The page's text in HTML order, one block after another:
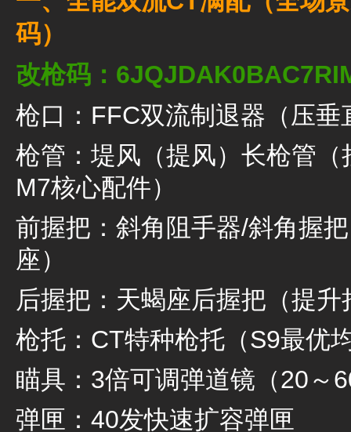
码）
改枪码：
枪口：FFC双流制退器（压
枪管：堤风（提风）长枪管
M7核心配件）
前握把：斜角阻手器/斜角握
座）
后握把：天蝎座后握把（提升
枪托：CT特种枪托（S9最优
瞄具：3倍可调弹道镜（20～
弹匣：40发快速扩容弹匣